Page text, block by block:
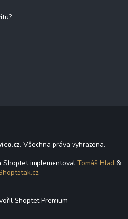
. Všechna práva vyhrazena.
Shoptet implementoval Tomáš Hlad &
.
Shoptet Premium